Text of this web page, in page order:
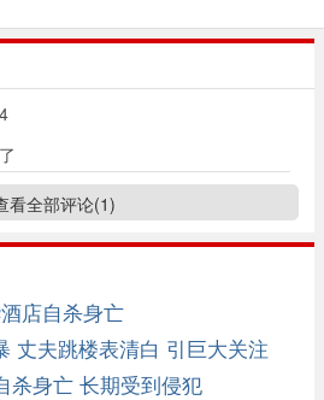
看全部评论(1)
店自杀身亡
丈夫跳楼表清白 引巨大关注
杀身亡 长期受到侵犯